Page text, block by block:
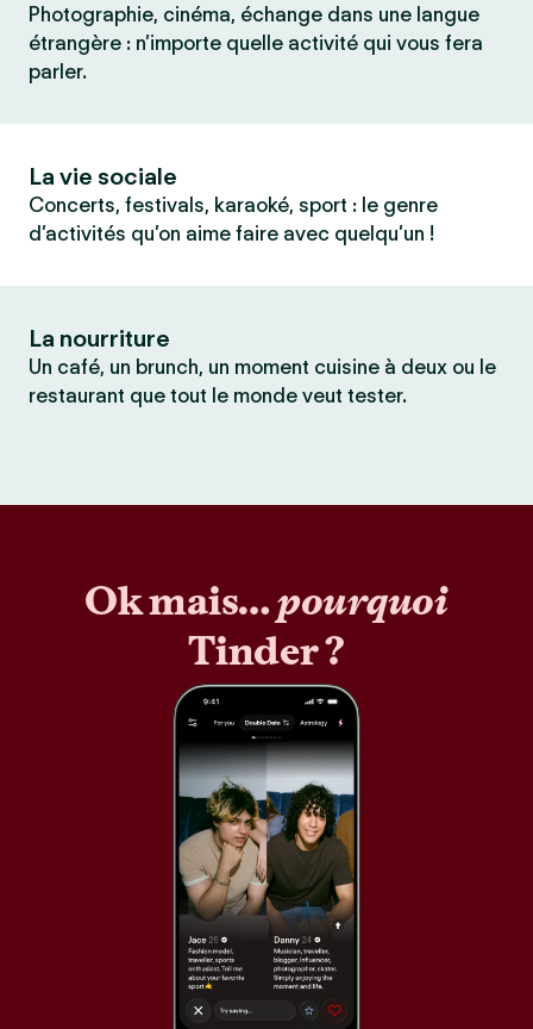
Photographie, cinéma, échange dans une langue
étrangère : n’importe quelle activité qui vous fera
parler.
La vie sociale
Concerts, festivals, karaoké, sport : le genre
d’activités qu’on aime faire avec quelqu’un !
La nourriture
Un café, un brunch, un moment cuisine à deux ou le
restaurant que tout le monde veut tester.
Ok mais…pourquoi
Tinder ?